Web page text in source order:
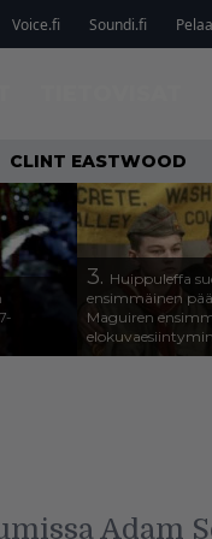
Voice.fi Soundi.fi
CLINT EASTWOOD
3. Huippuleffa
ensimmäinen
Maguiren